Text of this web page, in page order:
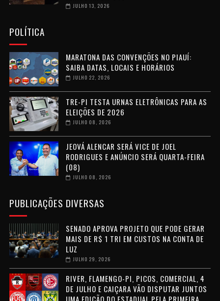
JULHO 13, 2026
POLÍTICA
MARATONA DAS CONVENÇÕES NO PIAUÍ:
SAIBA DATAS, LOCAIS E HORÁRIOS
JULHO 22, 2026
TRE-PI TESTA URNAS ELETRÔNICAS PARA AS
ELEIÇÕES DE 2026
JULHO 08, 2026
JEOVÁ ALENCAR SERÁ VICE DE JOEL
RODRIGUES E ANÚNCIO SERÁ QUARTA-FEIRA
(08)
JULHO 08, 2026
PUBLICAÇÕES DIVERSAS
SENADO APROVA PROJETO QUE PODE GERAR
MAIS DE R$ 1 TRI EM CUSTOS NA CONTA DE
LUZ
JULHO 29, 2026
RIVER, FLAMENGO-PI, PICOS, COMERCIAL, 4
DE JULHO E CAIÇARA VÃO DISPUTAR JUNTOS